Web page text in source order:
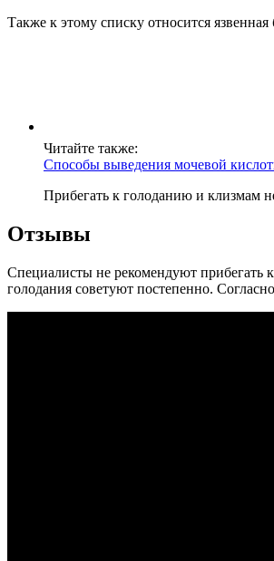
Также к этому списку относится
Читайте также:
Способы выведения мочевой
Прибегать к голоданию и клизмам
Отзывы
Специалисты не рекомендуют прибегать
голодания советуют постепенно.